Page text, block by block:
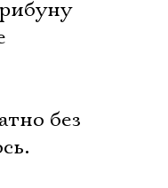

без